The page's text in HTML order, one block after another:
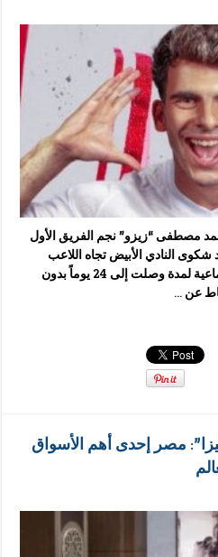
مصطفى “زيزو” نجم الفريق الأول
شكوى النادي الأبيض تجاه اللاعب
بسبب انقطاعه عن التدريبات الجماعية لمدة وصلت إلى 24 يوماً بدون
عن …
مصر إحدى أهم الأسواق